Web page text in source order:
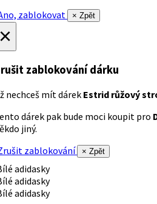
zablokovat
× Zpět
zablokování dárku
nechceš mít dárek Estrid růžový
dárek pak bude moci koupit pro
jiný.
zablokování
× Zpět